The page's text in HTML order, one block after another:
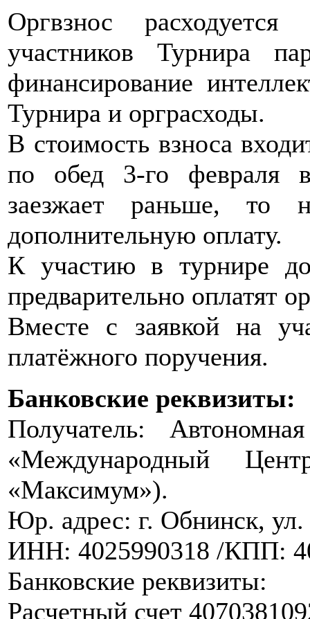
Оргвзнос
участников Турнира
финансирование
Турнира и орграсходы.
В стоимость взноса
по обед 3-го февраля
заезжает раньше, то
дополнительную оплату.
К участию в турнире
предварительно оплатят
Вместе с заявкой на
платёжного поручения.
Банковские реквизиты:
Получатель:
«Международный
«Максимум»).
Юр. адрес: г. Обнинск, ул.
ИНН: 4025990318 /КПП:
Банковские реквизиты:
Расчетный счет